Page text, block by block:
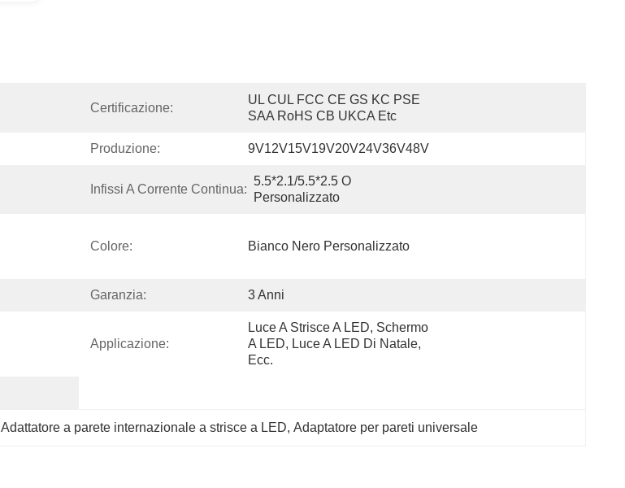
Certificazione:
UL CUL FCC CE GS KC PSE
SAA RoHS CB UKCA Etc
Produzione: 9V12V15V19V20V24V36V48V
Infissi A Corrente Continua:
5.5*2.1/5.5*2.5 O
Personalizzato
Colore: Bianco Nero Personalizzato
Garanzia: 3 Anni
Applicazione:
Luce A Strisce A LED, Schermo
A LED, Luce A LED Di Natale,
Ecc.
Adattatore a parete internazionale a strisce a LED, Adaptatore per pareti universale